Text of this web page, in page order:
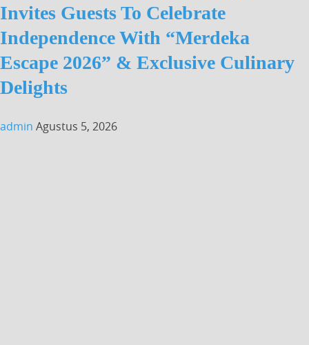
Invites Guests To Celebrate
Independence With “Merdeka
Escape 2026” & Exclusive Culinary
Delights
admin Agustus 5, 2026